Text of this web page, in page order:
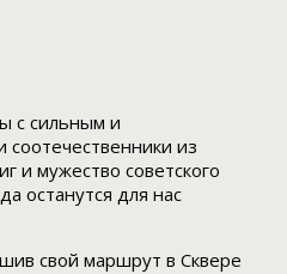
с сильным и
из
и мужество советского
останутся для нас
свой маршрут в Сквере